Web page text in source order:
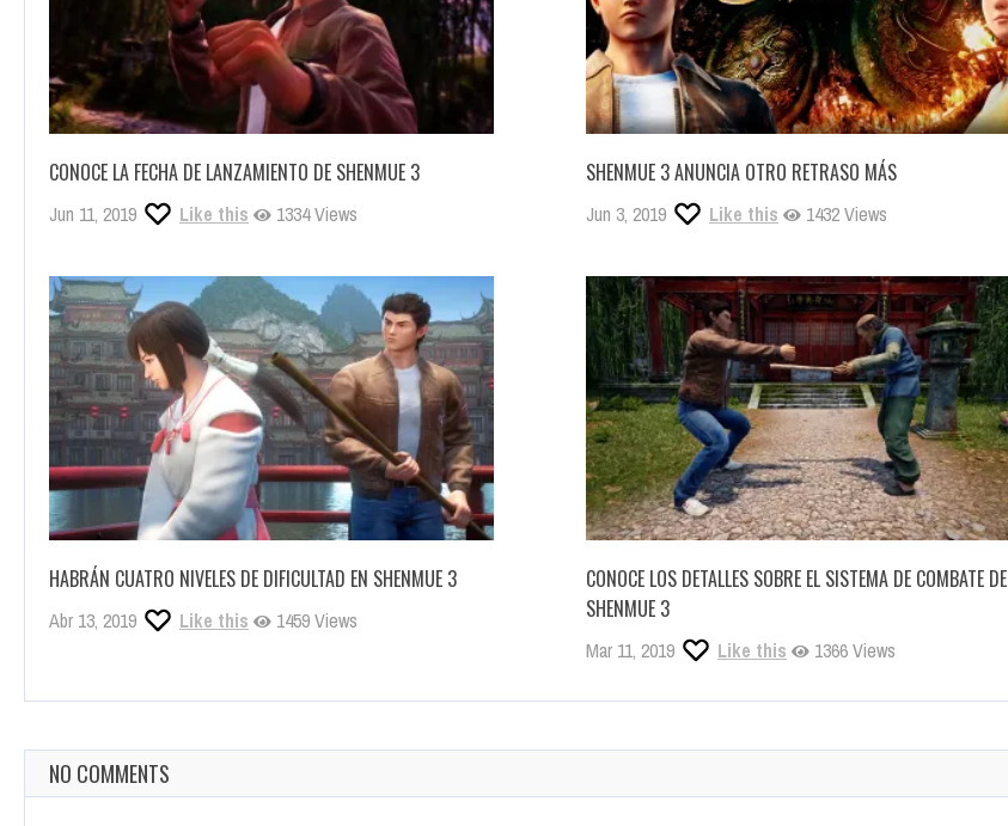
CONOCE LA FECHA DE LANZAMIENTO DE SHENMUE 3
Jun 11, 2019 Like this 1334 Views
SHENMUE 3 ANUNCIA OTRO RETRASO MÁS
Jun 3, 2019 Like this 1432 Views
HABRÁN CUATRO NIVELES DE DIFICULTAD EN SHENMUE 3
Abr 13, 2019 Like this 1459 Views
CONOCE LOS DETALLES SOBRE EL SISTEMA DE COMBATE DE
SHENMUE 3
Mar 11, 2019 Like this 1366 Views
NO COMMENTS